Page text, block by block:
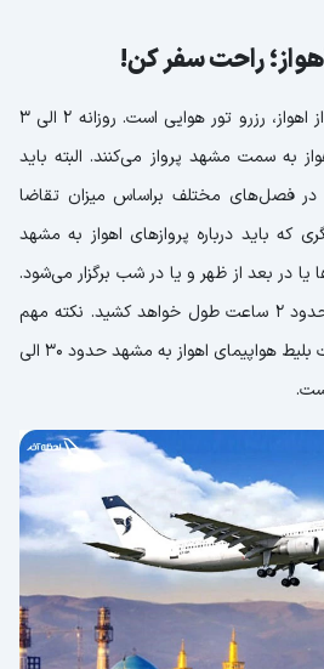
راحت سفر کن!
راحت‌ترین راه سفر به مشهد از اهواز، رزرو تور هوایی است. روزانه 2 الی 3
به سمت مشهد پرواز می‌کنند. البته باید
در فصل‌های مختلف براساس میزان تقاضا
که باید درباره پروازهای اهواز به مشهد
یا در بعد از ظهر و یا در شب برگزار می‌شود.
پرواز شما از اهواز به مشهد حدود 2 ساعت طول خواهد کشید. نکته مهم
دیگری که باید بدانید این است بلیط هواپیمای اهواز به مشهد حدود 30 الی